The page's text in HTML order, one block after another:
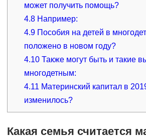
может получить помощь?
4.8 Например:
4.9 Пособия на детей в
положено в новом году?
4.10 Также могут быть и такие
многодетным:
4.11 Материнский капитал в
изменилось?
Какая семья считается